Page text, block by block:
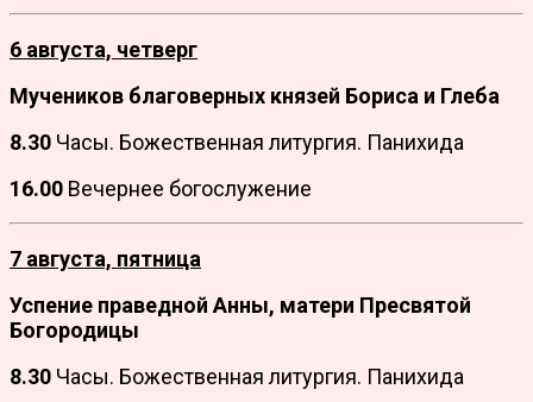
6 августа, четверг
Мучеников благоверных князей Бориса и Глеба
8.30 Часы. Божественная литургия. Панихида
16.00 Вечернее богослужение
7 августа, пятница
Успение праведной Анны, матери Пресвятой
Богородицы
8.30 Часы. Божественная литургия. Панихида